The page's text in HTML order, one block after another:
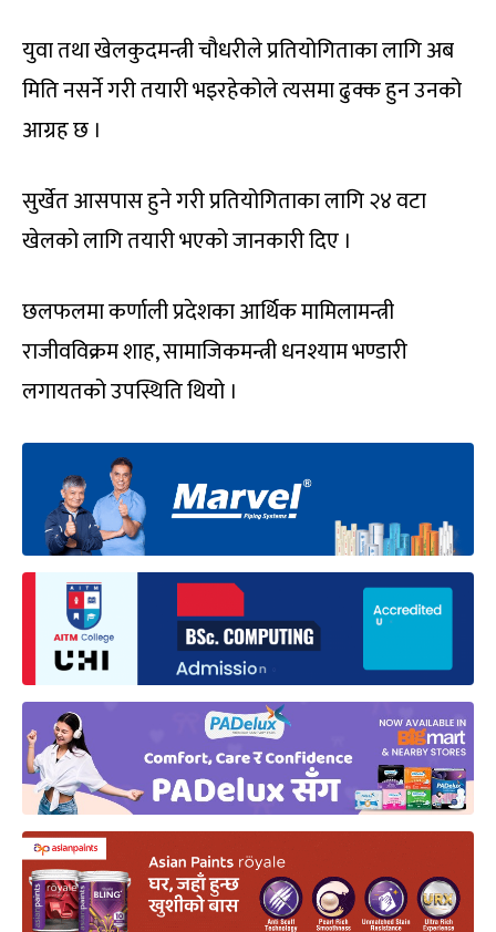
युवा तथा खेलकुदमन्त्री चौधरीले प्रतियोगिताका लागि अब
मिति नसर्ने गरी तयारी भइरहेकोले त्यसमा ढुक्क हुन उनको
आग्रह छ ।
सुर्खेत आसपास हुने गरी प्रतियोगिताका लागि २४ वटा
खेलको लागि तयारी भएको जानकारी दिए ।
छलफलमा कर्णाली प्रदेशका आर्थिक मामिलामन्त्री
राजीवविक्रम शाह, सामाजिकमन्त्री धनश्याम भण्डारी
लगायतको उपस्थिति थियो ।